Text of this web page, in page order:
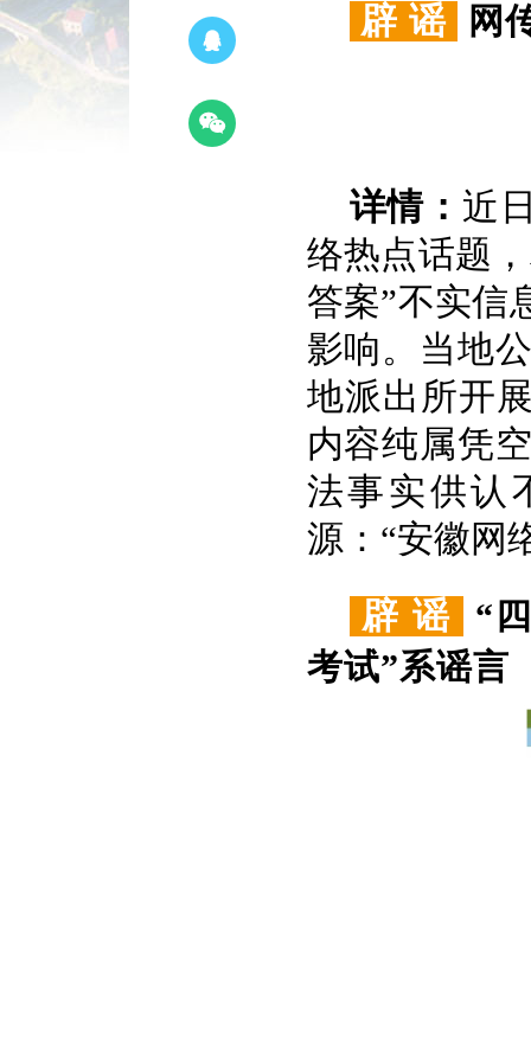
辟 谣 网
详情： 近
络热点话题
答案”不实信
影响。当地
地派出所开
内容纯属凭
法事实供认
源：“安徽网
辟 谣
“
考试”系谣言